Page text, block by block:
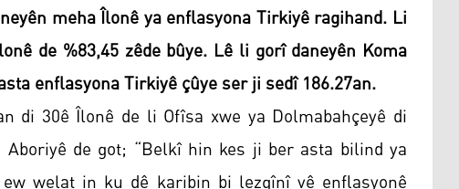
meha Îlonê ya enflasyona Tirkiyê ragihand. Li
de %83,45 zêde bûye. Lê li gorî daneyên Koma
enflasyona Tirkiyê çûye ser ji sedî 186.27an.
di 30ê Îlonê de li Ofîsa xwe ya Dolmabahçeyê di
de got; “Belkî hin kes ji ber asta bilind ya